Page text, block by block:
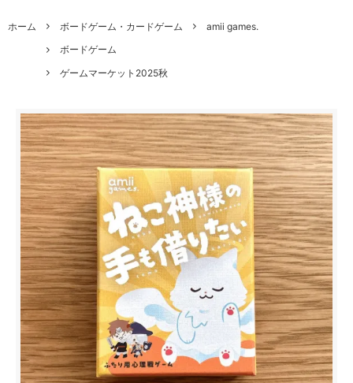
ホーム ボードゲーム・カードゲーム
amii games.
ボードゲーム
ゲームマーケット2025秋